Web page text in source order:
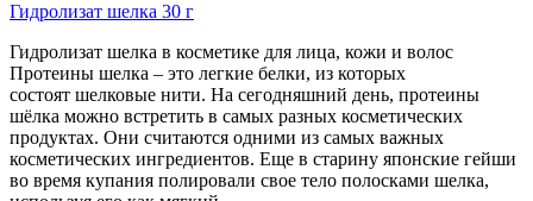
Гидролизат шелка 30 г
Гидролизат шелка в косметике для лица, кожи и волос
Протеины шелка – это легкие белки, из которых
состоят шелковые нити. На сегодняшний день, протеины
шёлка можно встретить в самых разных косметических
продуктах. Они считаются одними из самых важных
косметических ингредиентов. Еще в старину японские гейши
во время купания полировали свое тело полосками шелка,